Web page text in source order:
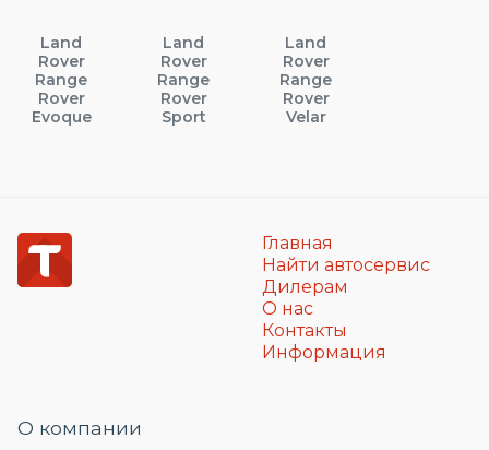
Land
Rover
Range
Rover
Evoque
Land
Rover
Range
Rover
Sport
Land
Rover
Range
Rover
Velar
Главная
Найти автосервис
Дилерам
О нас
Контакты
Информация
О компании